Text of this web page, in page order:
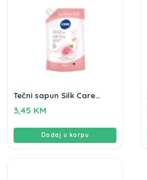
Tečni sapun Silk Care
3,45 KM
Dodaj u korpu